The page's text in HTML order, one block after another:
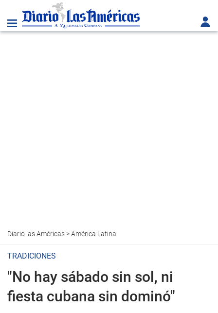
Diario las Américas>América Latina
TRADICIONES
"No hay sábado sin sol, ni
fiesta cubana sin dominó"